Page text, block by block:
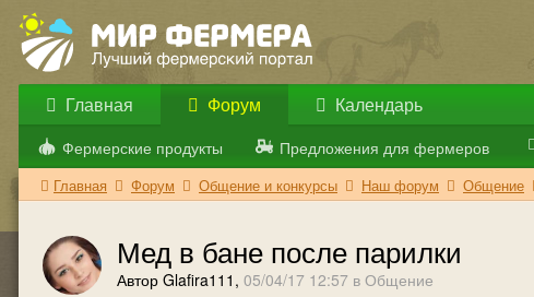
Главная Форум
Фермерские продукты Предложения для фермеров
Календарь
Главная Форум Общение и конкурсы Наш форум Общение
Мед в бане после парилки
Автор Glafira111, 05/04/17 12:57 в Общение